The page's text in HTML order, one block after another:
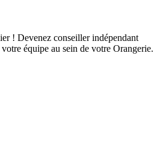
! Devenez conseiller indépendant
équipe au sein de votre Orangerie.